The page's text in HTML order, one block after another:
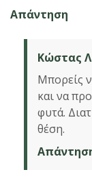
Απάντηση
Κώστας
Μπορείς
και να
φυτά.
θέση.